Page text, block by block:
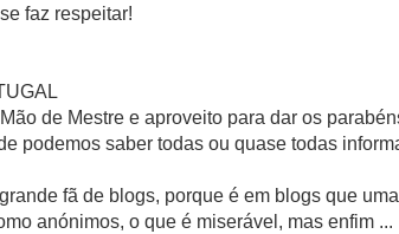
faz respeitar!
de Mestre e aproveito para dar os
podemos saber todas ou quase todas
fã de blogs, porque é em blogs que
anónimos, o que é miserável, mas enfim ...